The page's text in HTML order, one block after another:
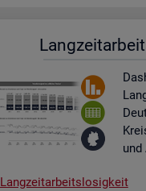
Lang­zeit­ar­beits­lo­sig­keit